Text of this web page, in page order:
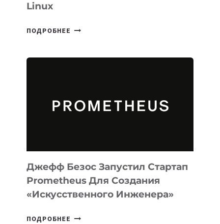
Linux
ПОДРОБНЕЕ META
ДЛЯ
ПРОГРАММИРОВАНИЯ
И
LINUX
Джефф Безос Запустил Стартап
Prometheus Для Создания
«искусственного Инженера»
ПОДРОБНЕЕ ДЖЕФФ